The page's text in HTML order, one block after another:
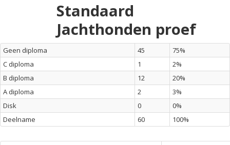
Standaard
Jachthonden proef
Geen diploma 45
75%
C diploma
1
2%
B diploma
12
20%
A diploma
2
3%
Disk
0
0%
Deelname
60 100%